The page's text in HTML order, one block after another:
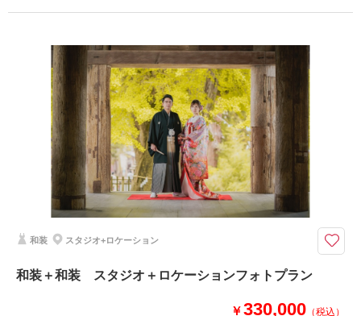
撮影料 新婦衣装2着 新郎衣装1着
着付け ヘアメイク 小物一式
アルバム 10 P データ 100 カット 台紙付写真
衣装追加 会食
家族と撮影 家族用衣装レンタル ペットと撮影
その他含むもの
福島県内出張料
和装 スタジオ+ロケーション
和装＋和装 スタジオ＋ロケーションフォトプラン
￥330,000 （税込）